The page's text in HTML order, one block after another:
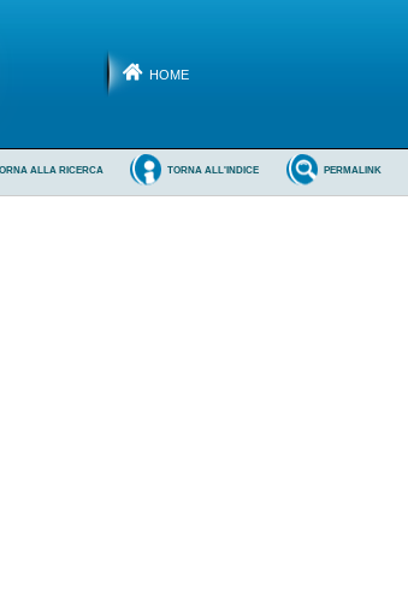
HOME
PERMALINK
TORNA ALL'INDICE
ALLA RICERCA